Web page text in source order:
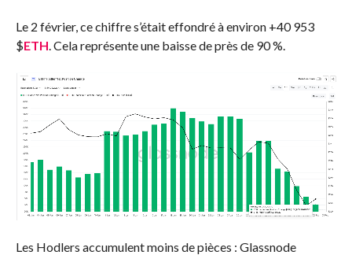
Le 2 février, ce chiffre s’était effondré à environ +40 953
$ETH. Cela représente une baisse de près de 90 %.
Les Hodlers accumulent moins de pièces : Glassnode